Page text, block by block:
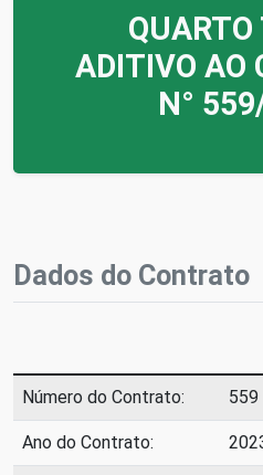
QUARTO
ADITIVO AO
N°
Dados do Contrato
Número do Contrato: 559
Ano do Contrato: